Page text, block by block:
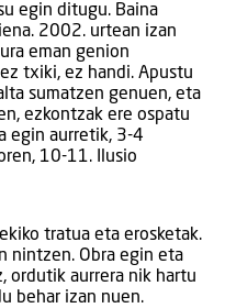
egin ditugu. Baina
2002. urtean izan
eman genion
txiki, ez handi. Apustu
sumatzen genuen, eta
ezkontzak ere ospatu
egin aurretik, 3-4
10-11. Ilusio
tratua eta erosketak.
nintzen. Obra egin eta
ordutik aurrera nik hartu
behar izan nuen.